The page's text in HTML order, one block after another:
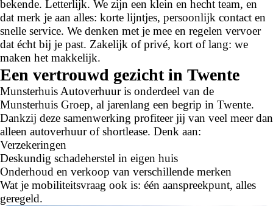
bekende. Letterlijk. We zijn een klein en hecht team, en
dat merk je aan alles: korte lijntjes, persoonlijk contact en
snelle service. We denken met je mee en regelen vervoer
dat écht bij je past. Zakelijk of privé, kort of lang: we
maken het makkelijk.
Een vertrouwd gezicht in Twente
Munsterhuis Autoverhuur is onderdeel van de
Munsterhuis Groep, al jarenlang een begrip in Twente.
Dankzij deze samenwerking profiteer jij van veel meer dan
alleen autoverhuur of shortlease. Denk aan:
Verzekeringen
Deskundig schadeherstel in eigen huis
Onderhoud en verkoop van verschillende merken
Wat je mobiliteitsvraag ook is: één aanspreekpunt, alles
geregeld.